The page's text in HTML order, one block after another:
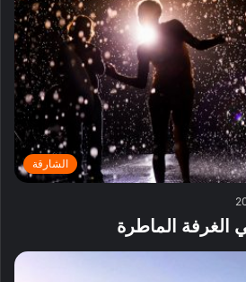
الشارقة
الغرفة الماطرة